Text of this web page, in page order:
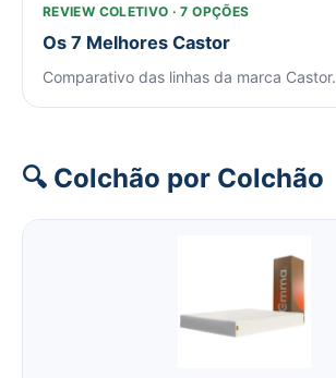
REVIEW COLETIVO · 7 OPÇÕES
Os 7 Melhores Castor
Comparativo das linhas da marca Castor.
🔍 Colchão por Colchão